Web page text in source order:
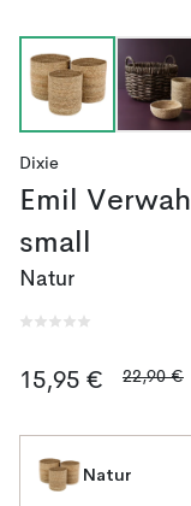
Dixie
Emil
small
Natur
15,95 € 22,90 €
Natur